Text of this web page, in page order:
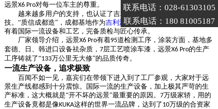
联系电话：028-61303105
联系电话：180 81005187
远景X6 Pro对每一位车主的尊重。
越来越多用户的支持，也认证了吉利汽车成都基地的现代化科
技。 “质信成都造”，成都基地作为吉利汽车重要汽车 生产基地之一，
有着国际一流设备和工艺，完备质检与匠心传承。
厂家领导介绍，远景X6 Pro有着95道检测工序，涂装方面，基地多
套德、日、韩进口设备祛杂质， 7层工艺喷涂车漆，远景X6 Pro的生产
工序铸就了“133万公里无大修”的品质传奇。
一流生产设备，追求极致
百闻不如一见，嘉宾们在带领下进入到了工厂参观，大家对于远
景生产线都感到十分震惊。国际一流的生产设备，加上极其严苛的生
产标准，这大概就是“开不坏的远景”最重要的原因。 7万级家轿，用的
生产设备竟都是像KUKA这样的世界一流品牌，达到了 10万级的合资家